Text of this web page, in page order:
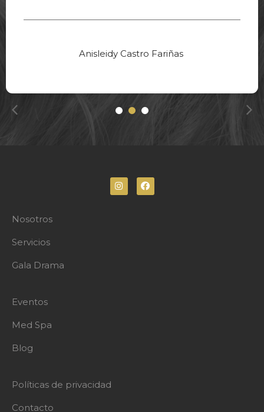
Anisleidy Castro Fariñas
1 3
Nosotros
Servicios
Gala Drama
Eventos
Med Spa
Blog
Políticas de privacidad
Contacto